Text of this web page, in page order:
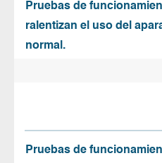
Pruebas de
ralentizan el uso del
normal.
Pruebas de